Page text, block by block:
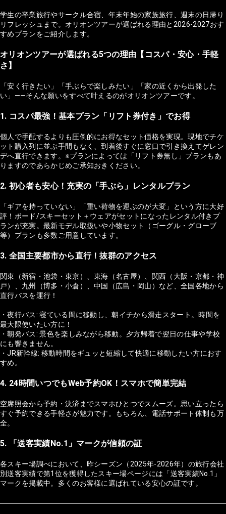
学生の卒業旅行やサークル合宿、年末年始の家族旅行、週末の日帰り
リフレッシュまで。オリオンツアーが選ばれる理由と2026-2027おす
すめプランをご紹介します。
オリオンツアーが選ばれる5つの理由【コスパ・安心・手軽
さ】
「安く行きたい」「手ぶらで楽しみたい」「家の近くから出発した
い」——そんな願いをすべて叶えるのがオリオンツアーです。
1. コスパ最強！基本プラン「リフト券付き」でお得
個人で手配するよりも圧倒的にお得なセット価格を実現。現地でチケ
ット購入列に並ぶ手間もなく、到着後すぐに窓口で引き換えてゲレン
デへ直行できます。※プランによっては「リフト券無し」プランもあ
りますのであらかじめご承知おきください。
2. 初心者も安心！充実の「手ぶら」レンタルプラン
「ギアを持っていない」「重い荷物を運ぶのが大変」という方に大好
評！ボード/スキーセット＋ウェアがセットになったレンタル付きプ
ランが充実。最新モデル取扱いや小物セット（ゴーグル・グローブ
等）プランも多数ご用意しています。
3. 全国主要都市から直行！抜群のアクセス
関東（新宿・池袋・東京）、東海（名古屋）、関西（大阪・京都・神
戸）、九州（博多・小倉）、中国（広島・岡山）など、全国各地から
直行バスを運行！
・夜行バス: 寝ている間に移動し、朝イチから滑走スタート。時間を
最大限使いたい方に！
・朝発バス: 景色を楽しみながら移動。夕方帰着で翌日の仕事や学校
にも響きません。
・JR新幹線: 移動時間をギュッと短縮して快適に移動したい方におす
すめ。
4. 24時間いつでもWeb予約OK！スマホで簡単完結
空席照会から予約・決済までスマホひとつでスムーズ。思い立ったら
すぐ予約できる手軽さが魅力です。もちろん、電話サポート体制も万
全。
5. 「送客実績No.1」マークが信頼の証
各スキー場調べにおいて、昨シーズン（2025年-2026年）の旅行会社
別送客実績で第1位を獲得したスキー場ページには「送客実績No.1」
マークを掲載中。多くのお客様に選ばれている安心の証です。